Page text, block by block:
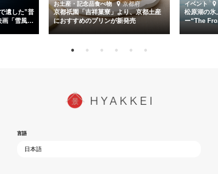
道を歩んではいないか」と、彼らが命をかけて守りたいと願っ
た”今”を生きる私達に問いかける。戦後80年、戦争の記憶が薄れゆく
今だからこそ、尊い平和の価値を未来に繋ぐ作品『雪風 YUKIKAZE』
を多くの方にご覧いただきたい。
遺した”普
画「雪風
お土産・記念品食べ物 京都府
京都祇園「吉祥菓寮」より、京都土産
におすすめのプリンが新発売
イベント
松原湖の氷
ー“The
言語